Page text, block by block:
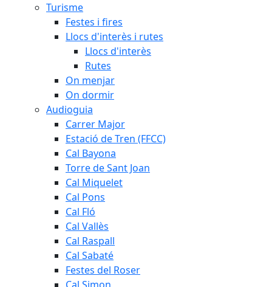
Turisme
Festes i fires
Llocs d'interès i rutes
Llocs d'interès
Rutes
On menjar
On dormir
Audioguia
Carrer Major
Estació de Tren (FFCC)
Cal Bayona
Torre de Sant Joan
Cal Miquelet
Cal Pons
Cal Fló
Cal Vallès
Cal Raspall
Cal Sabaté
Festes del Roser